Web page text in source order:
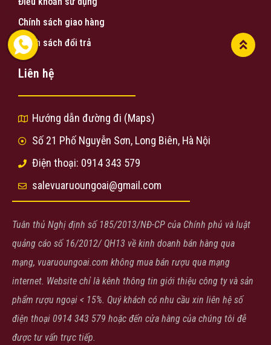
Chính sách giao hàng
Chính sách đổi trả
Liên hệ
Hướng dẫn đường đi (Maps)
Số 21 Phố Nguyễn Sơn, Long Biên, Hà Nội
Điện thoại: 0914 343 579
salevuaruoungoai@gmail.com
Tuân thủ Nghị định số 185/2013/NĐ-CP của Chính phủ và luật
quảng cáo số 16/2012/ QH13 về kinh doanh bán hàng qua
mạng, vuaruoungoai.com không mua bán rượu qua mạng
internet. Website chỉ là kênh thông tin giới thiệu công ty và sản
phẩm rượu ngoại < 15%. Quý khách có nhu cầu xin liên hệ số
điện thoại 0914 343 579 hoặc đến cửa hàng của chúng tôi đễ
được tư vấn trực tiếp.